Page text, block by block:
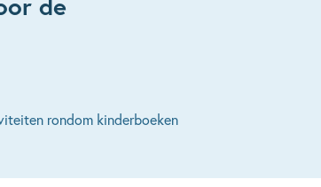
rondom kinderboeken